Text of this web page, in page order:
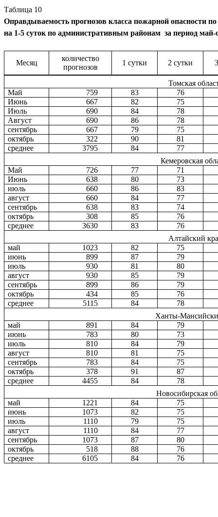
Таблица 10
Оправдываемость прогнозов класса пожарной опасности
на 1-5 суток по административным районам за период май-
Месяц
количество
прогнозов
1 сутки 2 сутки
Томская
Май
759 83
76
Июнь
667 82
75
Июль
690 84
78
Август
690 86
78
сентябрь
667 79
75
октябрь
322 90
81
среднее
3795 84
77
Кемеровская
Май
726 77
71
Июнь
638 80
73
июль
660 86
83
август
660 84
77
сентябрь
638 83
74
октябрь
308 85
76
среднее
3630 83
76
Алтайский
май
1023 82
75
июнь
899 87
79
июль
930 81
80
август
930 85
79
сентябрь
899 86
79
октябрь
434 85
76
среднее
5115 84
78
Ханты-
май
891 84
79
июнь
783 80
73
июль
810 84
79
август
810 81
75
сентябрь
783 84
75
октябрь
378 91
87
среднее
4455 84
78
Новосибирская
май
1221 84
75
июнь
1073 82
75
июль
1110 79
75
август
1110 84
77
сентябрь
1073 87
80
октябрь
518 88
76
среднее
6105 84 76